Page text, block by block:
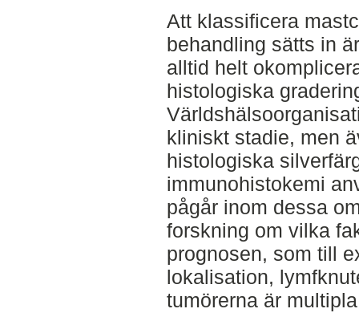
Att klassificera
behandling sätts in
alltid helt
histologiska
kliniskt stadie, men
histologiska
immunohistokemi
pågår inom dessa
forskning om vilka
prognosen, som till
lokalisation,
tumörerna är